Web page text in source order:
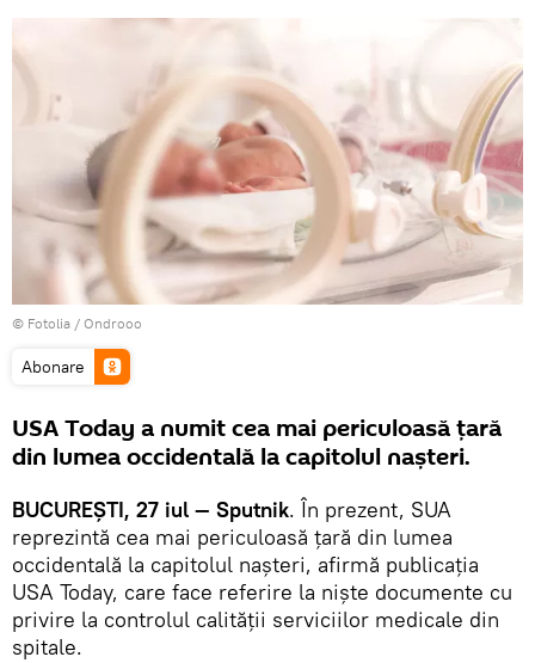
© Fotolia / Ondrooo
Abonare
USA Today a numit cea mai periculoasă țară
din lumea occidentală la capitolul nașteri.
BUCUREȘTI, 27 iul — Sputnik. În prezent, SUA
reprezintă cea mai periculoasă țară din lumea
occidentală la capitolul nașteri, afirmă publicația
USA Today, care face referire la niște documente cu
privire la controlul calității serviciilor medicale din
spitale.